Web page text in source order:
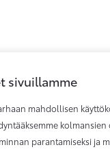
sivuillamme
mahdollisen
parantamiseksi ja